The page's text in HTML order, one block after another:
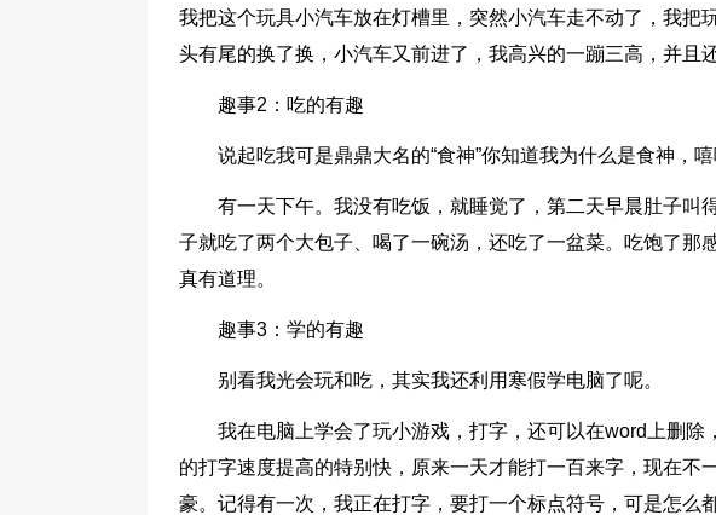
我把这个玩具小汽车放在灯槽里，突然小汽车走不动了，我把
头有尾的换了换，小汽车又前进了，我高兴的一蹦三高，并且
趣事2：吃的有趣
说起吃我可是鼎鼎大名的“食神”你知道我为什么是食神，
有一天下午。我没有吃饭，就睡觉了，第二天早晨肚子叫
子就吃了两个大包子、喝了一碗汤，还吃了一盆菜。吃饱了那
真有道理。
趣事3：学的有趣
别看我光会玩和吃，其实我还利用寒假学电脑了呢。
我在电脑上学会了玩小游戏，打字，还可以在word上删
的打字速度提高的特别快，原来一天才能打一百来字，现在不
豪。记得有一次，我正在打字，要打一个标点符号，可是怎么